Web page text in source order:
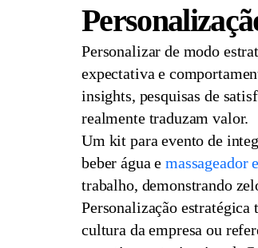
Personalizar de modo
expectativa e
insights, pesquisas de
realmente traduzam valor.
Um kit para evento de
beber água emassageador
trabalho, demonstrando
Personalização
cultura da empresa ou